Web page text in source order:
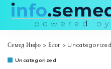
Семед Инфо > Блог > Uncategorized
Uncategorized